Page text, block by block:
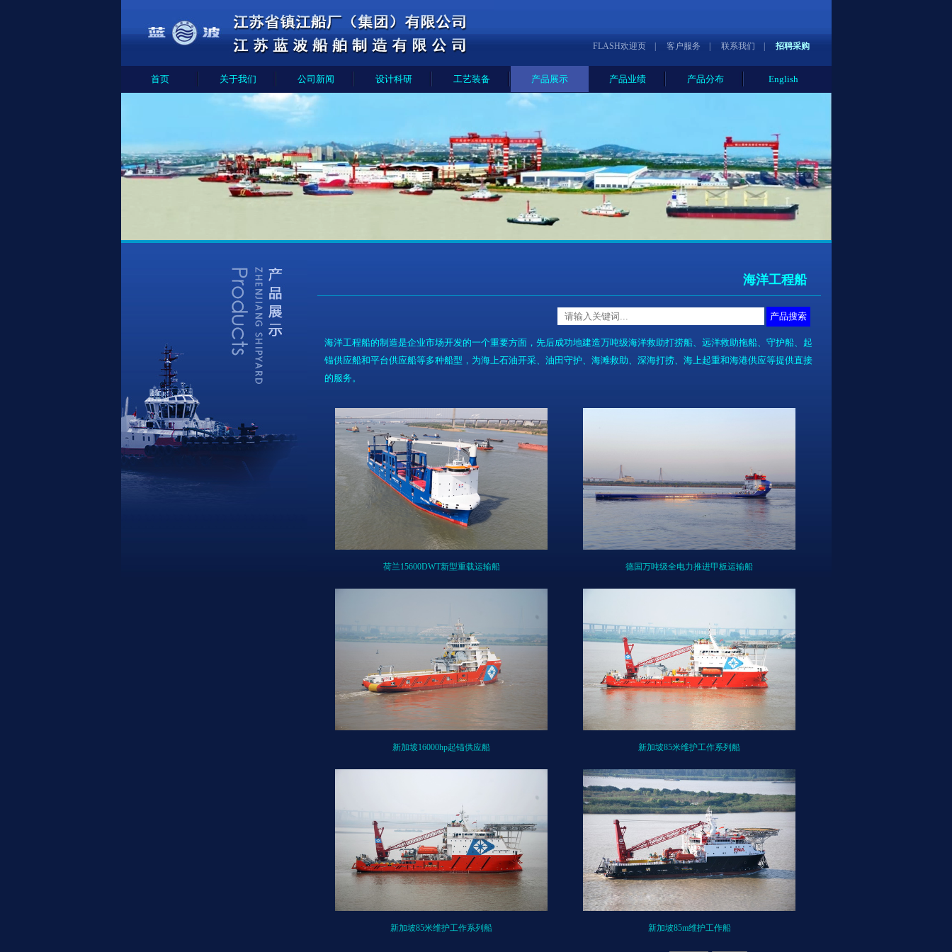
FLASH欢迎页| 客户服务 联系我们 招聘采购
首页 关于我们 公司新闻 设计科研 工艺装备 产品展示 产品业绩 产品分布 English
海洋工程船
产品搜索
海洋工程船的制造是企业市场开发的一个重要方面，先后成功地建造万吨级海洋救助打捞船、远洋救助拖船、守护船、起
锚供应船和平台供应船等多种船型，为海上石油开采、油田守护、海滩救助、深海打捞、海上起重和海港供应等提供直接
的服务。
荷兰15600DWT新型重载运输船 德国万吨级全电力推进甲板运输船
新加坡16000hp起锚供应船 新加坡85米维护工作系列船
新加坡85米维护工作系列船 新加坡85m维护工作船